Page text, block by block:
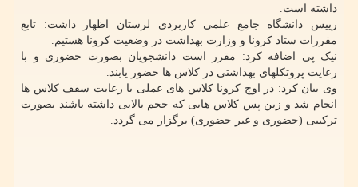
داشته است.
رییس دانشگاه جامع علمی کاربردی لرستان اظهار داشت: تابع
مقررات ستاد کرونا و وزارت بهداشت در وضعیت کرونا هستیم.
نیک پی اضافه کرد: مقرر است دانشجویان بصورت حضوری و با
رعایت پروتکلهای بهداشتی در کلاس ها حضور یابند.
وی بیان کرد: در اوج کرونا کلاس های عملی با رعایت سقف کلاس ها
انجام شد و زین پس کلاس هایی که حجم بالایی داشته باشند بصورت
ترکیبی (حضوری و غیر حضوری) برگزار می گردد.